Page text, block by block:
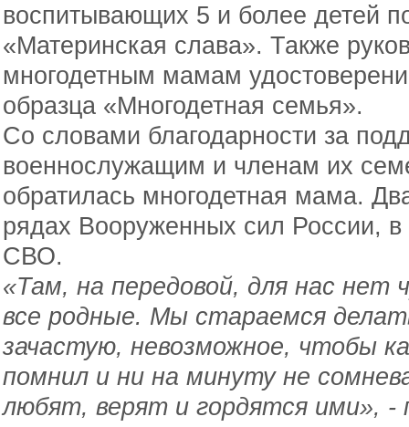
воспитывающих 5 и более детей
«Материнская слава». Также
многодетным мамам
образца «Многодетная семья».
Со словами благодарности за
военнослужащим и членам их
обратилась многодетная мама.
рядах Вооруженных сил России,
СВО.
«Там, на передовой, для нас нет
все родные. Мы стараемся
зачастую, невозможное, чтобы
помнил и ни на минуту не
любят, верят и гордятся ими», -